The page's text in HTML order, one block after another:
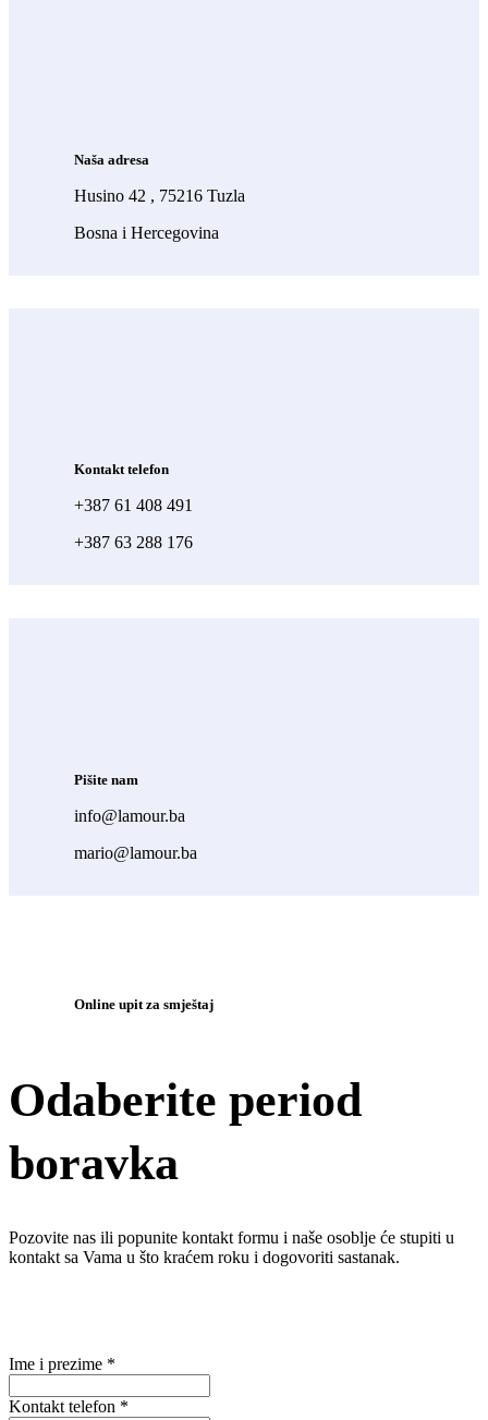
Naša adresa
Husino 42 , 75216 Tuzla
Bosna i Hercegovina
Kontakt telefon
+387 61 408 491
+387 63 288 176
Pišite nam
info@lamour.ba
mario@lamour.ba
Online upit za smještaj
Odaberite period
boravka
Pozovite nas ili popunite kontakt formu i naše osoblje će stupiti u
kontakt sa Vama u što kraćem roku i dogovoriti sastanak.
Ime i prezime *
Kontakt telefon *